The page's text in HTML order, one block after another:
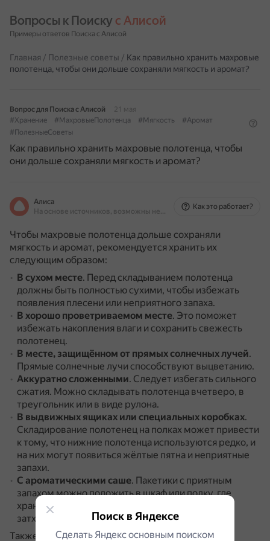
Вопросы к Поиску с Алисой
Примеры ответов Поиска с Алисой
Главная / Полезные советы / Как правильно хранить махровые
полотенца, чтобы они дольше сохраняли мягкость и аромат?
Вопрос для Поиска с Алисой
21 мая
#Хранение
#МахровыеПолотенца #Мягкость
#Аромат
#ПолезныеСоветы
Как правильно хранить махровые полотенца, чтобы
они дольше сохраняли мягкость и аромат?
Алиса
На основе источников, возможны неточности
Как это работает?
Чтобы махровые полотенца дольше сохраняли
мягкость и аромат, рекомендуется хранить их
следующим образом:
В сухом месте. Перед складыванием полотенца
должны быть полностью сухими, чтобы избежать
появления плесени или неприятного запаха.
В хорошо проветриваемом месте. Это поможет
избежать накопления влаги и сохранить свежесть
полотенец.
В месте, защищённом от прямых солнечных лучей.
Прямые солнечные лучи способствуют выцветанию.
Аккуратно сложенными. Следует избегать сильного
сжатия. Можно складывать полотенца вчетверо, в
треугольник или в виде рулона.
В выдвижных ящиках или специальных коробках.
Складирование полотенец на полках может привести
к тому, что нижние полотенца используются редко, и
на них могут появиться жёлтые пятна и неприятные
запахи.
С ароматическими саше. Пакетики с приятным
запахом можно положить в шкаф или полку, где
хранятся полотенца.
затхлого запаха.
Также важно не хранить долго использованные
Поиск в Яндексе
Сделать Яндекс основным поиском